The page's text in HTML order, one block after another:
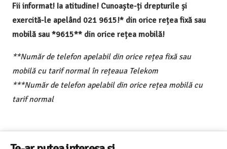
Fii informat! Ia atitudine! Cunoaște-ți drepturile și
exercită-le apelând 021 9615!* din orice rețea fixă sau
mobilă sau *9615** din orice rețea mobilă!
**Număr de telefon apelabil din orice rețea fixă sau
mobilă cu tarif normal în rețeaua Telekom
***Număr de telefon apelabil din orice rețea mobilă cu
tarif normal